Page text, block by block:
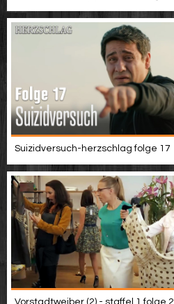
Suizidversuch-herzschlag folge 17
Vorstadtweiber (2) - staffel 1 folge 2